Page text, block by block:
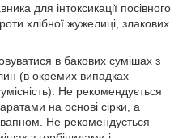
для інтоксикації посівного
хлібної жужелиці, злакових
в бакових сумішах з
(в окремих випадках
Не рекомендується
на основі сірки, а
Не рекомендується